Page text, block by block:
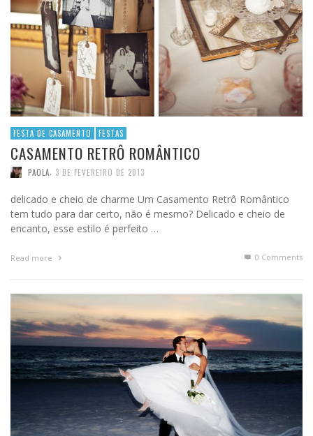
FESTA DE CASAMENTO FESTAS
CASAMENTO RETRÔ ROMÂNTICO
PAOLA 3 DE FEVEREIRO DE 2013
delicado e cheio de charme Um Casamento Retrô Romântico
tem tudo para dar certo, não é mesmo? Delicado e cheio de
encanto, esse estilo é perfeito …
Read more 0 Comments